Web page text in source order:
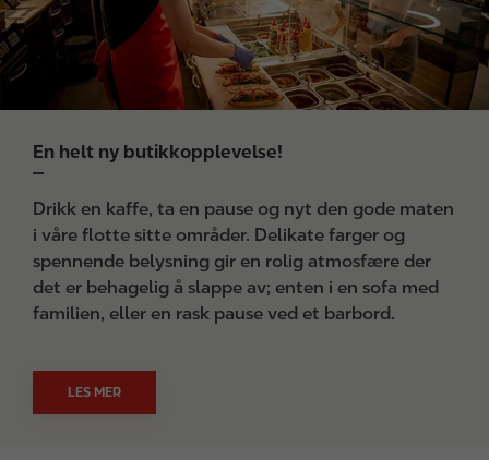
En helt ny butikkopplevelse!
Drikk en kaffe, ta en pause og nyt den gode maten
i våre flotte sitte områder. Delikate farger og
spennende belysning gir en rolig atmosfære der
det er behagelig å slappe av; enten i en sofa med
familien, eller en rask pause ved et barbord.
LES MER